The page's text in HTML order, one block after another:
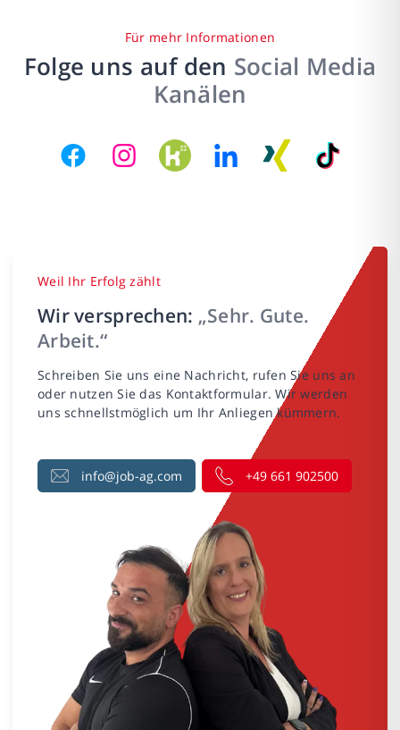
Für mehr Informationen
Folge uns auf den Social Media
Kanälen
Weil Ihr Erfolg zählt
Wir versprechen: „Sehr. Gute.
Arbeit.“
Schreiben Sie uns eine Nachricht, rufen Sie uns an
oder nutzen Sie das Kontaktformular. Wir werden
uns schnellstmöglich um Ihr Anliegen kümmern.
info@job-ag.com +49 661 902500